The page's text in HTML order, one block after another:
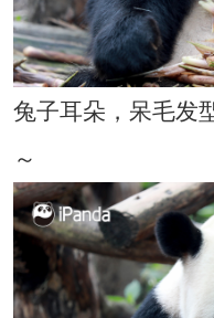
兔子耳朵，呆毛发
～